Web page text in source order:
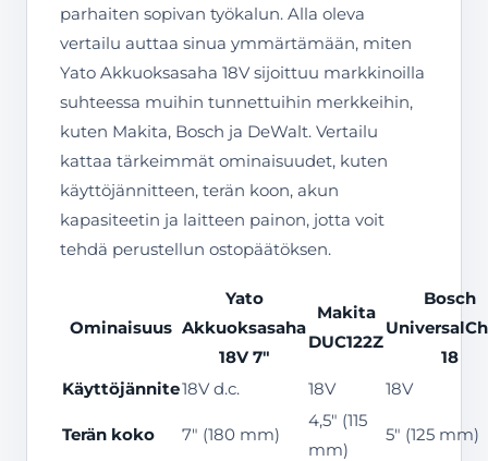
parhaiten sopivan työkalun. Alla oleva
vertailu auttaa sinua ymmärtämään, miten
Yato Akkuoksasaha 18V sijoittuu markkinoilla
suhteessa muihin tunnettuihin merkkeihin,
kuten Makita, Bosch ja DeWalt. Vertailu
kattaa tärkeimmät ominaisuudet, kuten
käyttöjännitteen, terän koon, akun
kapasiteetin ja laitteen painon, jotta voit
tehdä perustellun ostopäätöksen.
Ominaisuus
Yato
Akkuoksasaha
18V 7″
Makita
DUC122Z
Bosch
18
Käyttöjännite18V d.c. 18V 18V
Terän koko 7″ (180 mm)
4,5″ (115
mm)
5″ (125 mm)